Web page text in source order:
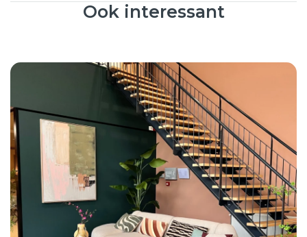
Ook interessant